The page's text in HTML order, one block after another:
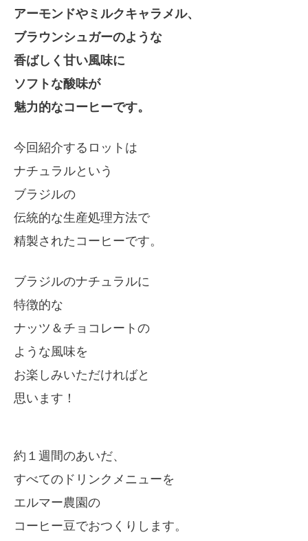
アーモンドやミルクキャラメル、
ブラウンシュガーのような
香ばしく甘い風味に
ソフトな酸味が
魅力的なコーヒーです。
今回紹介するロットは
ナチュラルという
ブラジルの
伝統的な生産処理方法で
精製されたコーヒーです。
ブラジルのナチュラルに
特徴的な
ナッツ＆チョコレートの
ような風味を
お楽しみいただければと
思います！
約１週間のあいだ、
すべてのドリンクメニューを
エルマー農園の
コーヒー豆でおつくりします。